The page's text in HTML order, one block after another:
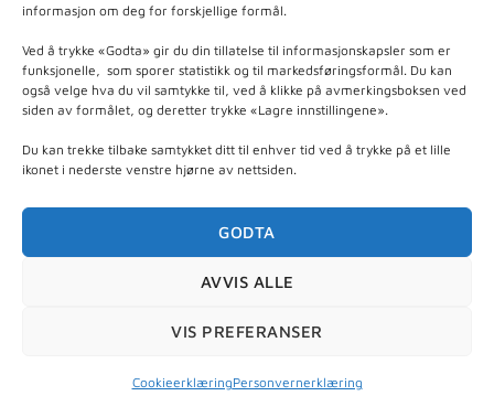
informasjon om deg for forskjellige formål.
Ved å trykke «Godta» gir du din tillatelse til informasjonskapsler som er
funksjonelle, som sporer statistikk og til markedsføringsformål. Du kan
også velge hva du vil samtykke til, ved å klikke på avmerkingsboksen ved
siden av formålet, og deretter trykke «Lagre innstillingene».
Du kan trekke tilbake samtykket ditt til enhver tid ved å trykke på et lille
ikonet i nederste venstre hjørne av nettsiden.
GODTA
AVVIS ALLE
VIS PREFERANSER
CookieerklæringPersonvernerklæring
- Basert på103anmeldelser